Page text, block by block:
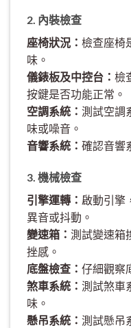
2. 內裝檢查
座椅狀況： 檢查座椅
味。
儀錶板及中控台： 檢
按鍵是否功能正常。
空調系統： 測試空調
味或噪音。
音響系統： 確認音響
3. 機械檢查
引擎運轉： 啟動引擎
異音或抖動。
變速箱： 測試變速箱
挫感。
底盤檢查： 仔細觀察
煞車系統： 測試煞車
味。
懸吊系統： 測試懸吊